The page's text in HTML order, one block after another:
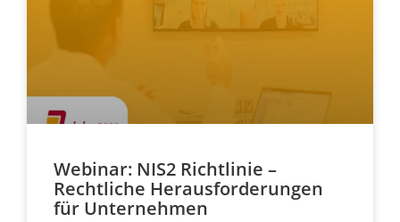
Webinar: NIS2 Richtlinie –
Rechtliche Herausforderungen
für Unternehmen